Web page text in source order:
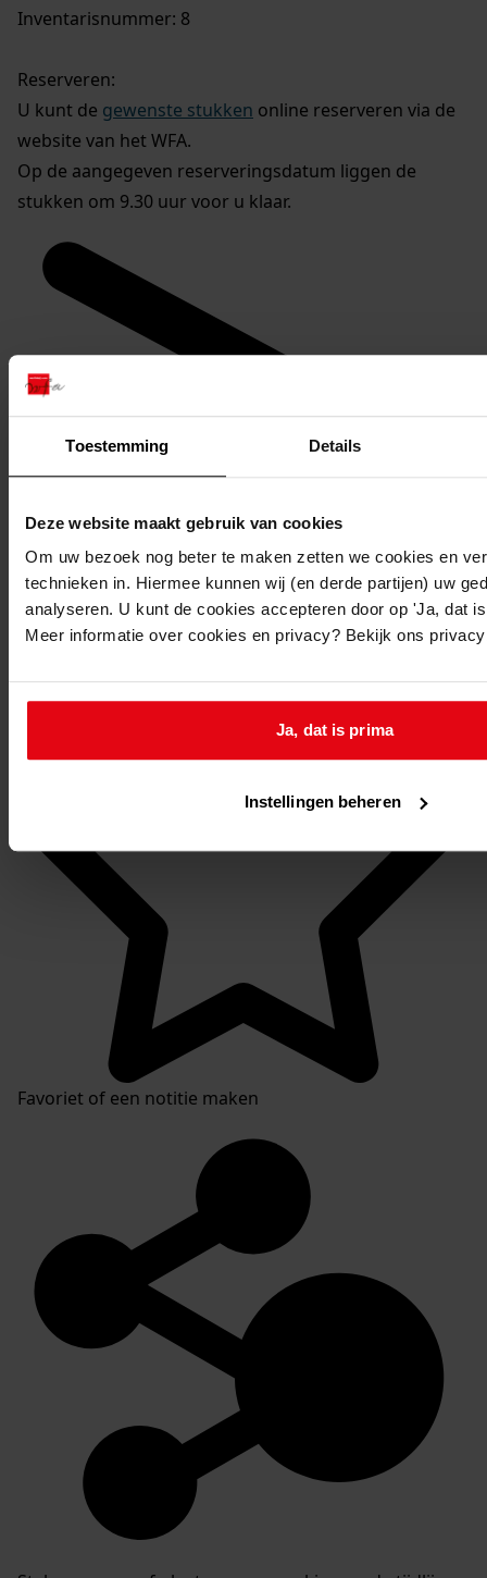
Toestemming Details
Deze website maakt gebruik van cookies
Om uw bezoek nog beter te maken zetten we cookies en
technieken in. Hiermee kunnen wij (en derde partijen) uw
analyseren. U kunt de cookies accepteren door op 'Ja, dat
Meer informatie over cookies en privacy? Bekijk ons
Ja, dat is prima
Instellingen beheren
Inventarisnummer: 8
Reserveren:
U kunt de gewenste stukken online reserveren via de
website van het WFA.
Op de aangegeven reserveringsdatum liggen de
stukken om 9.30 uur voor u klaar.
Favoriet of een notitie maken